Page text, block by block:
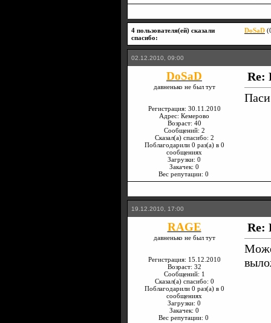
4 пользователя(ей) сказали
cпасибо:
DoSaD
02.12.2010, 09:00
DoSaD
давненько не был тут
Регистрация: 30.11.2010
Адрес: Кемерово
Возраст: 40
Сообщений: 2
Сказал(а) спасибо: 2
Поблагодарили 0 раз(а) в 0
сообщениях
Загрузки: 0
Закачек: 0
Вес репутации: 0
Re:
19.12.2010, 17:00
RAGE
давненько не был тут
Регистрация: 15.12.2010
Возраст: 32
Сообщений: 1
Сказал(а) спасибо: 0
Поблагодарили 0 раз(а) в 0
сообщениях
Загрузки: 0
Закачек: 0
Вес репутации: 0
Re: